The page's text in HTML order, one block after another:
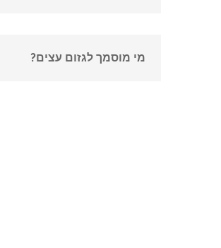
מי מוסמך לגזום עצים?